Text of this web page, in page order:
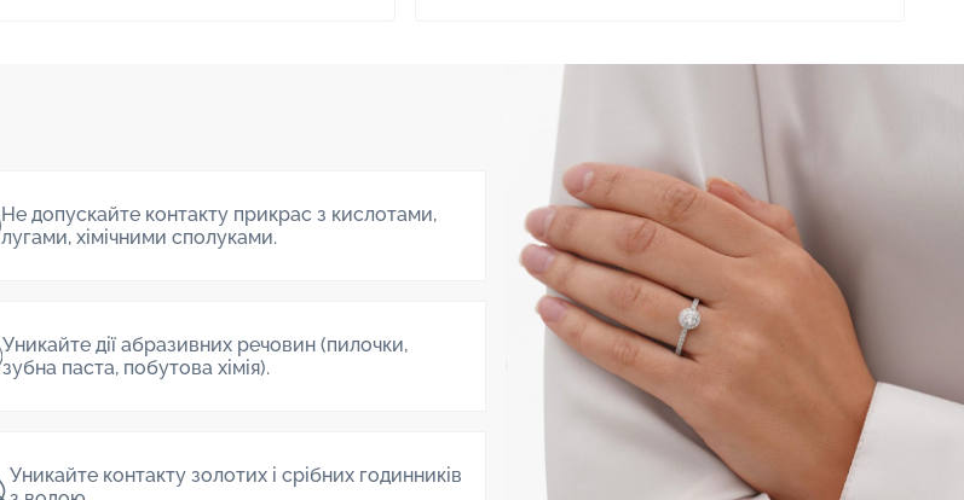
Не допускайте контакту прикрас з кислотами,
лугами, хімічними сполуками.
Уникайте дії абразивних речовин (пилочки,
зубна паста, побутова хімія).
Уникайте контакту золотих і срібних годинників